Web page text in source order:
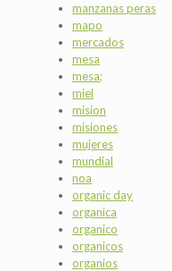
manzanas peras
mapo
mercados
mesa
mesa;
miel
mision
misiones
mujeres
mundial
noa
organic day
organica
organico
organicos
organios